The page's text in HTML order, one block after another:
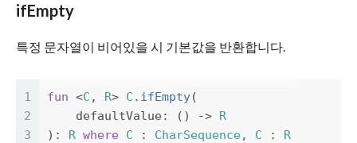
ifEmpty
특정 문자열이 비어있을 시 기본값을 반환합니다.
1
2
3
fun <C , R> C . ifEmpty(
defaultValue : () -> R
):
R where C : CharSequence, C : R